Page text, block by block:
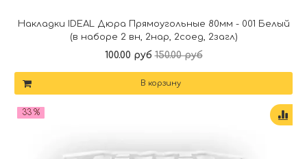
Накладки IDEAL Дюра Прямоугольные 80мм - 001 Белый
(в наборе 2 вн, 2нар, 2соед, 2загл)
100.00 руб 150.00 руб
В корзину
33 %